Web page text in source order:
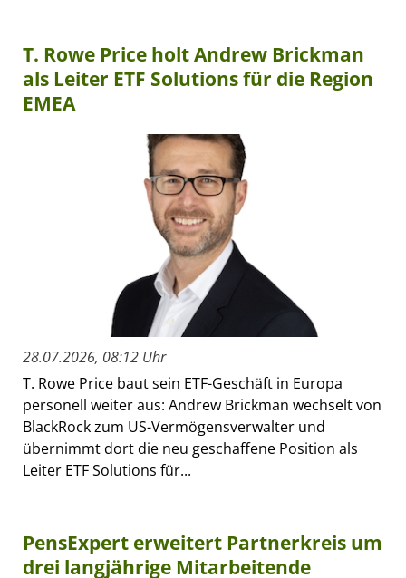
T. Rowe Price holt Andrew Brickman
als Leiter ETF Solutions für die Region
EMEA
28.07.2026, 08:12 Uhr
T. Rowe Price baut sein ETF-Geschäft in Europa
personell weiter aus: Andrew Brickman wechselt von
BlackRock zum US-Vermögensverwalter und
übernimmt dort die neu geschaffene Position als
Leiter ETF Solutions für...
PensExpert erweitert Partnerkreis um
drei langjährige Mitarbeitende